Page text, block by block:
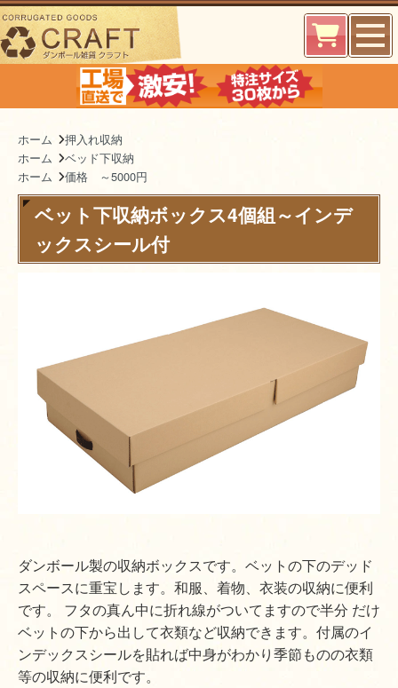
ホーム
押入れ収納
ホーム
ベッド下収納
ホーム
価格 ～5000円
ベット下収納ボックス4個組～インデ
ックスシール付
ダンボール製の収納ボックスです。ベットの下のデッド
スペースに重宝します。和服、着物、衣装の収納に便利
です。 フタの真ん中に折れ線がついてますので半分 だけ
ベットの下から出して衣類など収納できます。付属のイ
ンデックスシールを貼れば中身がわかり季節ものの衣類
等の収納に便利です。